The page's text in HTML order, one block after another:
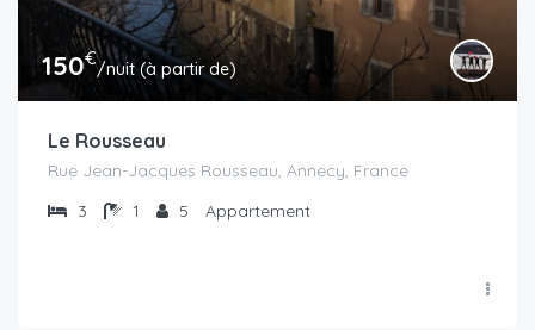
150€/nuit (à partir de)
Le Rousseau
Rue Jean-Jacques Rousseau, Annecy, France
3
1 5 Appartement